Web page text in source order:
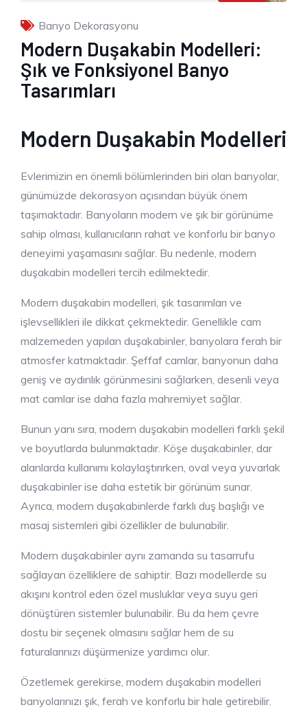
Banyo Dekorasyonu
Modern Duşakabin Modelleri:
Şık ve Fonksiyonel Banyo
Tasarımları
Modern Duşakabin Modelleri
Evlerimizin en önemli bölümlerinden biri olan banyolar,
günümüzde dekorasyon açısından büyük önem
taşımaktadır. Banyoların modern ve şık bir görünüme
sahip olması, kullanıcıların rahat ve konforlu bir banyo
deneyimi yaşamasını sağlar. Bu nedenle, modern
duşakabin modelleri tercih edilmektedir.
Modern duşakabin modelleri, şık tasarımları ve
işlevsellikleri ile dikkat çekmektedir. Genellikle cam
malzemeden yapılan duşakabinler, banyolara ferah bir
atmosfer katmaktadır. Şeffaf camlar, banyonun daha
geniş ve aydınlık görünmesini sağlarken, desenli veya
mat camlar ise daha fazla mahremiyet sağlar.
Bunun yanı sıra, modern duşakabin modelleri farklı şekil
ve boyutlarda bulunmaktadır. Köşe duşakabinler, dar
alanlarda kullanımı kolaylaştırırken, oval veya yuvarlak
duşakabinler ise daha estetik bir görünüm sunar.
Ayrıca, modern duşakabinlerde farklı duş başlığı ve
masaj sistemleri gibi özellikler de bulunabilir.
Modern duşakabinler aynı zamanda su tasarrufu
sağlayan özelliklere de sahiptir. Bazı modellerde su
akışını kontrol eden özel musluklar veya suyu geri
dönüştüren sistemler bulunabilir. Bu da hem çevre
dostu bir seçenek olmasını sağlar hem de su
faturalarınızı düşürmenize yardımcı olur.
Özetlemek gerekirse, modern duşakabin modelleri
banyolarınızı şık, ferah ve konforlu bir hale getirebilir.